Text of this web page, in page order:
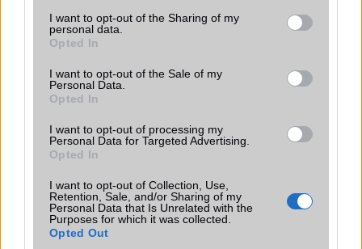
not limited to your visit or usage behaviour. You may click to
grant or deny consent to Google and its third-party tags to
use your data for below specified purposes in below Google
consent section.
I want to opt-out of the Sharing of my
personal data.
Opted In
I want to opt-out of the Sale of my
Personal Data.
Opted In
I want to opt-out of processing my
Personal Data for Targeted Advertising.
Opted In
I want to opt-out of Collection, Use,
Retention, Sale, and/or Sharing of my
Personal Data that Is Unrelated with the
Purposes for which it was collected.
Opted Out
WMV
2008-12-14 7:00:48 PM
Ezért valóban nem éri meg...
lsebestyen
2008-12-16 5:19:27 PM
huhh, mekkora vágyaid lehetnek az életben ha az neked már
nagyon jó h 1 vagy.ha cyber shot akkor mér van benne csak 3,2